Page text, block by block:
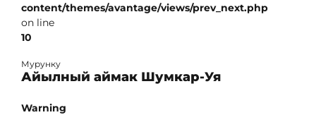
content/themes/avantage/views/prev_next.php
on line
10
Мурунку
Айылный аймак Шумкар-Уя
Warning